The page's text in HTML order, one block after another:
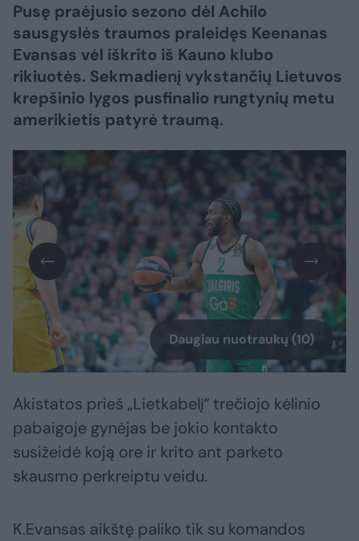
Pusę praėjusio sezono dėl Achilo
sausgyslės traumos praleidęs Keenanas
Evansas vėl iškrito iš Kauno klubo
rikiuotės. Sekmadienį vykstančių Lietuvos
krepšinio lygos pusfinalio rungtynių metu
amerikietis patyrė traumą.
Daugiau nuotraukų (10)
Akistatos prieš „Lietkabelį“ trečiojo kėlinio
pabaigoje gynėjas be jokio kontakto
susižeidė koją ore ir krito ant parketo
skausmo perkreiptu veidu.
K.Evansas aikštę paliko tik su komandos